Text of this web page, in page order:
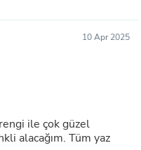
10 Apr 2025
ile çok güzel
alacağım. Tüm yaz